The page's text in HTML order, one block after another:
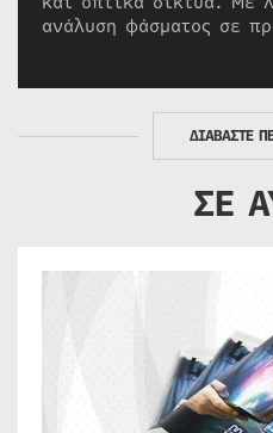
ανάλυση φάσματος σε
ΔΙΑΒΑΣΤΕ
ΣΕ